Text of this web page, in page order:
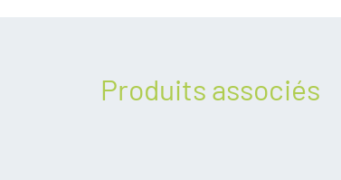
Produits associés